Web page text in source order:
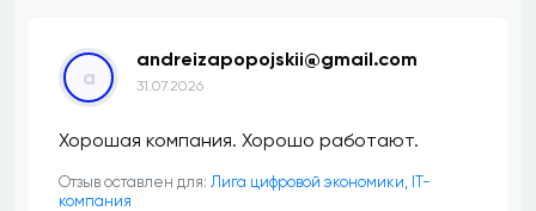
a
andreizapopojskii@gmail.com
31.07.2026
Хорошая компания. Хорошо работают.
Отзыв оставлен для: Лига цифровой экономики, IT-
компания